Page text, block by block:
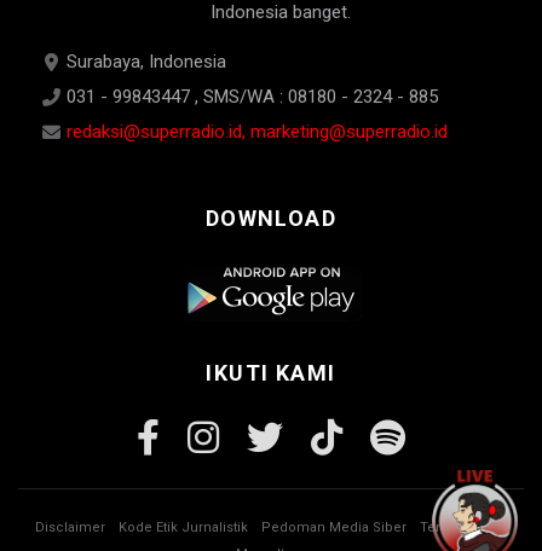
Indonesia banget.
Surabaya, Indonesia
031 - 99843447 , SMS/WA : 08180 - 2324 - 885
redaksi@superradio.id, marketing@superradio.id
DOWNLOAD
IKUTI KAMI
Disclaimer Kode Etik Jurnalistik Pedoman Media Siber
Tentang Kami